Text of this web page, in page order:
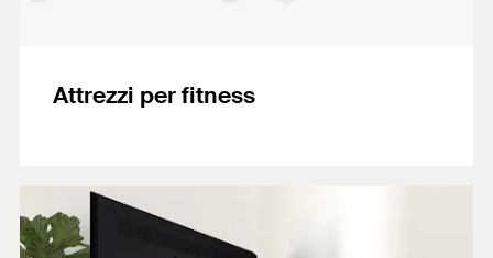
Attrezzi per fitness